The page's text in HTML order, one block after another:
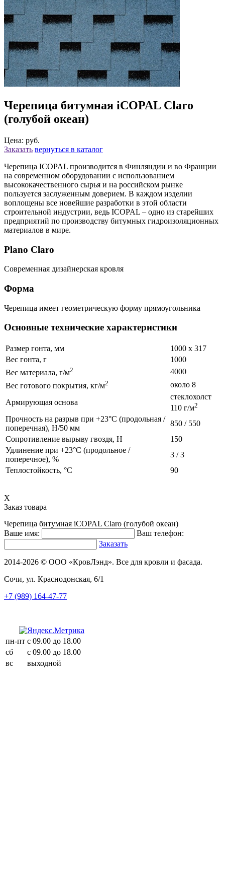
Черепица битумная iCOPAL Claro
(голубой океан)
Цена: руб.
Заказать вернуться в каталог
Черепица ICOPAL производится в Финляндии и во Франции
на современном оборудовании с использованием
высококачественного сырья и на российском рынке
пользуется заслуженным доверием. В каждом изделии
воплощены все новейшие разработки в этой области
строительной индустрии, ведь ICOPAL – одно из старейших
предприятий по производству битумных гидроизоляционных
материалов в мире.
Plano Claro
Современная дизайнерская кровля
Форма
Черепица имеет геометрическую форму прямоугольника
Основные технические характеристики
Размер гонта, мм
1000 х 317
Вес гонта, г
1000
Вес материала, г/м2
4000
Вес готового покрытия, кг/м2 около 8
Армирующая основа
стеклохолст
110 г/м2
Прочность на разрыв при +23°C (продольная /
поперечная), Н/50 мм
850 / 550
Сопротивление вырыву гвоздя, Н
150
Удлинение при +23°C (продольное /
поперечное), %
3 / 3
Теплостойкость, °C
90
X
Заказ товара
Черепица битумная iCOPAL Claro (голубой океан)
Ваше имя:
Ваш телефон:
Заказать
2014-2026 © ООО «КровЛэнд». Все для кровли и фасада.
Сочи, ул. Краснодонская, 6/1
+7 (989) 164-47-77
пн-пт с 09.00 до 18.00
сб
с 09.00 до 18.00
вс
выходной